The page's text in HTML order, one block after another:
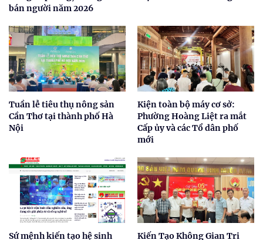
bán người năm 2026
Tuần lễ tiêu thụ nông sản
Cần Thơ tại thành phố Hà
Nội
Kiện toàn bộ máy cơ sở:
Phường Hoàng Liệt ra mắt
Cấp ủy và các Tổ dân phố
mới
Sứ mệnh kiến tạo hệ sinh
Kiến Tạo Không Gian Tri